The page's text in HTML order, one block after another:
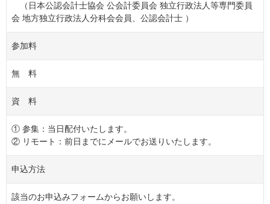
（日本公認会計士協会 公会計委員会 独立行政法人等専門委員
会 地方独立行政法人分科会会員、公認会計士 ）
参加料
無 料
資 料
① 参集：当日配付いたします。
② リモート：前日までにメールでお送りいたします。
申込方法
該当のお申込みフォームからお願いします。